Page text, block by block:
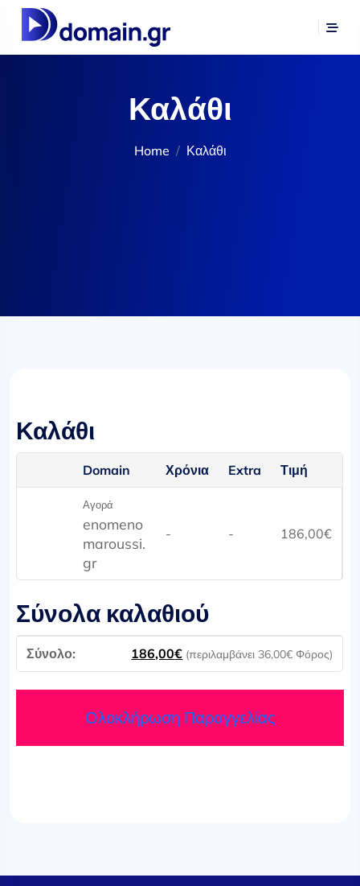
Καλάθι
Home Καλάθι
Καλάθι
Domain Χρόνια Extra Τιμή
Αγορά
enomeno
maroussi.
gr
- - 186,00€
Σύνολα καλαθιού
186,00€ (περιλαμβάνει 36,00€ Φόρος)
Ολοκλήρωση Παραγγελίας